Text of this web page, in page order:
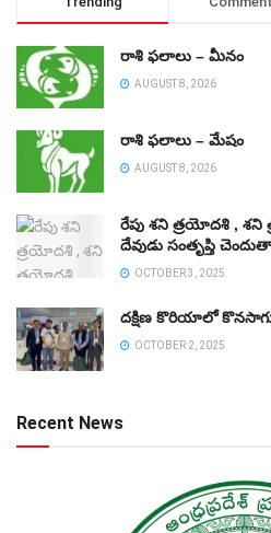
రాశి ఫలాలు – మీనం
AUGUST 8, 2026
రాశి ఫలాలు – మేషం
AUGUST 8, 2026
రేపు శని త్రయోదశి , శని
దేవుడు సంతృప్తి
OCTOBER 3, 2025
దక్షిణ కొరియాలో
OCTOBER 2, 2025
Recent News